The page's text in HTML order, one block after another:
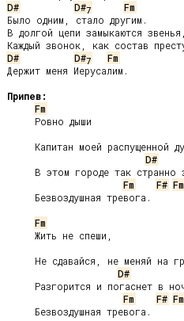
D#
D#7
Fm
Было одним, стало другим.
В долгой цепи замыкаются звенья,
D#
D#7
Fm
Держит меня Иерусалим.
Припев:
Fm
D#
Fm
F# Fm
Fm
D#
Fm
F# Fm